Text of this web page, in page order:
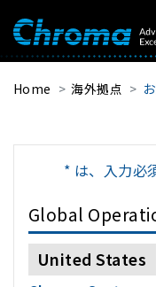
Home 海外拠点
* は、入力必
Global
United States